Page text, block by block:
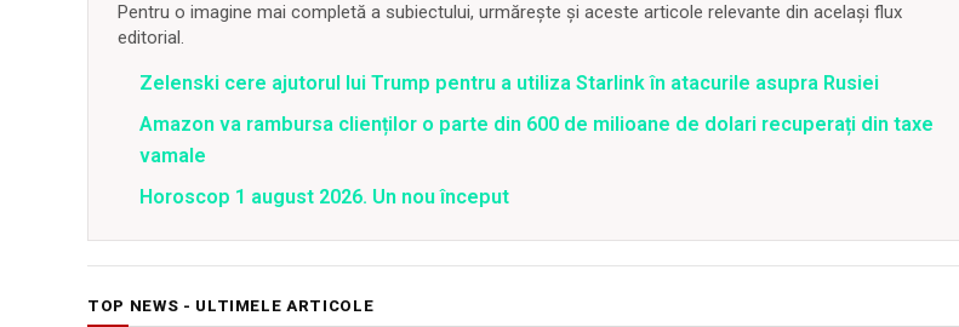
Pentru o imagine mai completă a subiectului, urmărește și aceste articole relevante din același flux
editorial.
Zelenski cere ajutorul lui Trump pentru a utiliza Starlink în atacurile asupra Rusiei
Amazon va rambursa clienților o parte din 600 de milioane de dolari recuperați din taxe
vamale
Horoscop 1 august 2026. Un nou început
TOP NEWS - ULTIMELE ARTICOLE